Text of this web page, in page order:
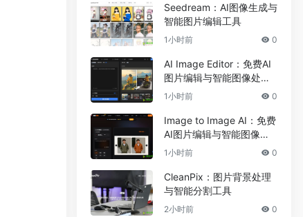
Seedream：AI图像生成与
智能图片编辑工具
1小时前 0
AI Image Editor：免费AI
图片编辑与智能图像处理
工具
1小时前 0
Image to Image AI：免费
AI图片编辑与智能图像处
理工具
1小时前 0
CleanPix：图片背景处理
与智能分割工具
2小时前 0